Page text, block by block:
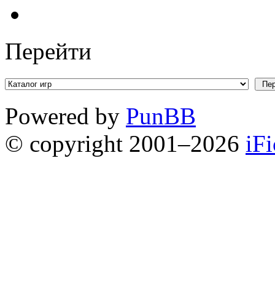
Перейти
Powered by PunBB
© copyright 2001–2026